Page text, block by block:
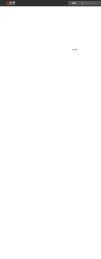
藝墅 全部
加载中...